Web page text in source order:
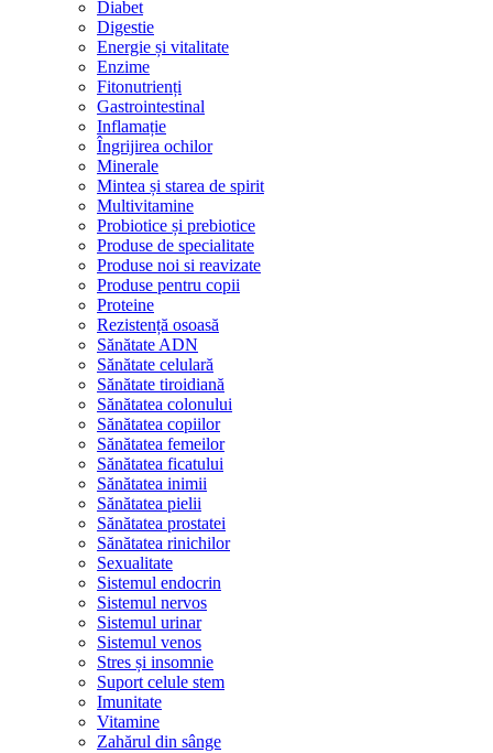
Diabet
Digestie
Energie și vitalitate
Enzime
Fitonutrienți
Gastrointestinal
Inflamație
Îngrijirea ochilor
Minerale
Mintea și starea de spirit
Multivitamine
Probiotice și prebiotice
Produse de specialitate
Produse noi si reavizate
Produse pentru copii
Proteine
Rezistență osoasă
Sănătate ADN
Sănătate celulară
Sănătate tiroidiană
Sănătatea colonului
Sănătatea copiilor
Sănătatea femeilor
Sănătatea ficatului
Sănătatea inimii
Sănătatea pielii
Sănătatea prostatei
Sănătatea rinichilor
Sexualitate
Sistemul endocrin
Sistemul nervos
Sistemul urinar
Sistemul venos
Stres și insomnie
Suport celule stem
Imunitate
Vitamine
Zahărul din sânge